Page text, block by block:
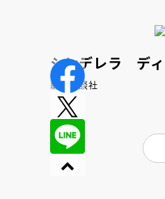
シンデレラ ディ
編：講談社